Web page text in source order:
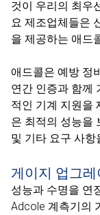
것이 우리의 최우
요 제조업체들은
을 제공하는 애드
애드콜은 예방 정
연간 인증과 함께
적인 기계 지원을
은 최적의 성능을
및 기타 요구 사항
게이지 업그레
성능과 수명을 연
Adcole 계측기의